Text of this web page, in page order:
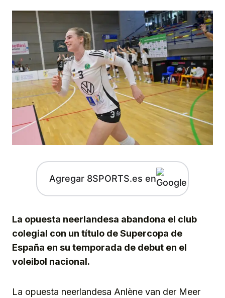
Agregar 8SPORTS.es en
La opuesta neerlandesa abandona el club
colegial con un título de Supercopa de
España en su temporada de debut en el
voleibol nacional.
La opuesta neerlandesa Anlène van der Meer